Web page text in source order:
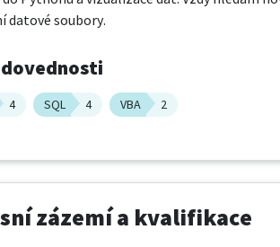
datové soubory.
4 SQL 4 VBA 2
zázemí a kvalifikace